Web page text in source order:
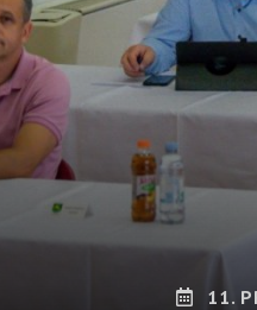
11.